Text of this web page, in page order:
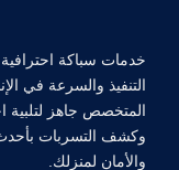
خدمات سباكة
التنفيذ والسرعة في
المتخصص جاهز لتلبية
وكشف التسربات
والأمان لمنزلك.